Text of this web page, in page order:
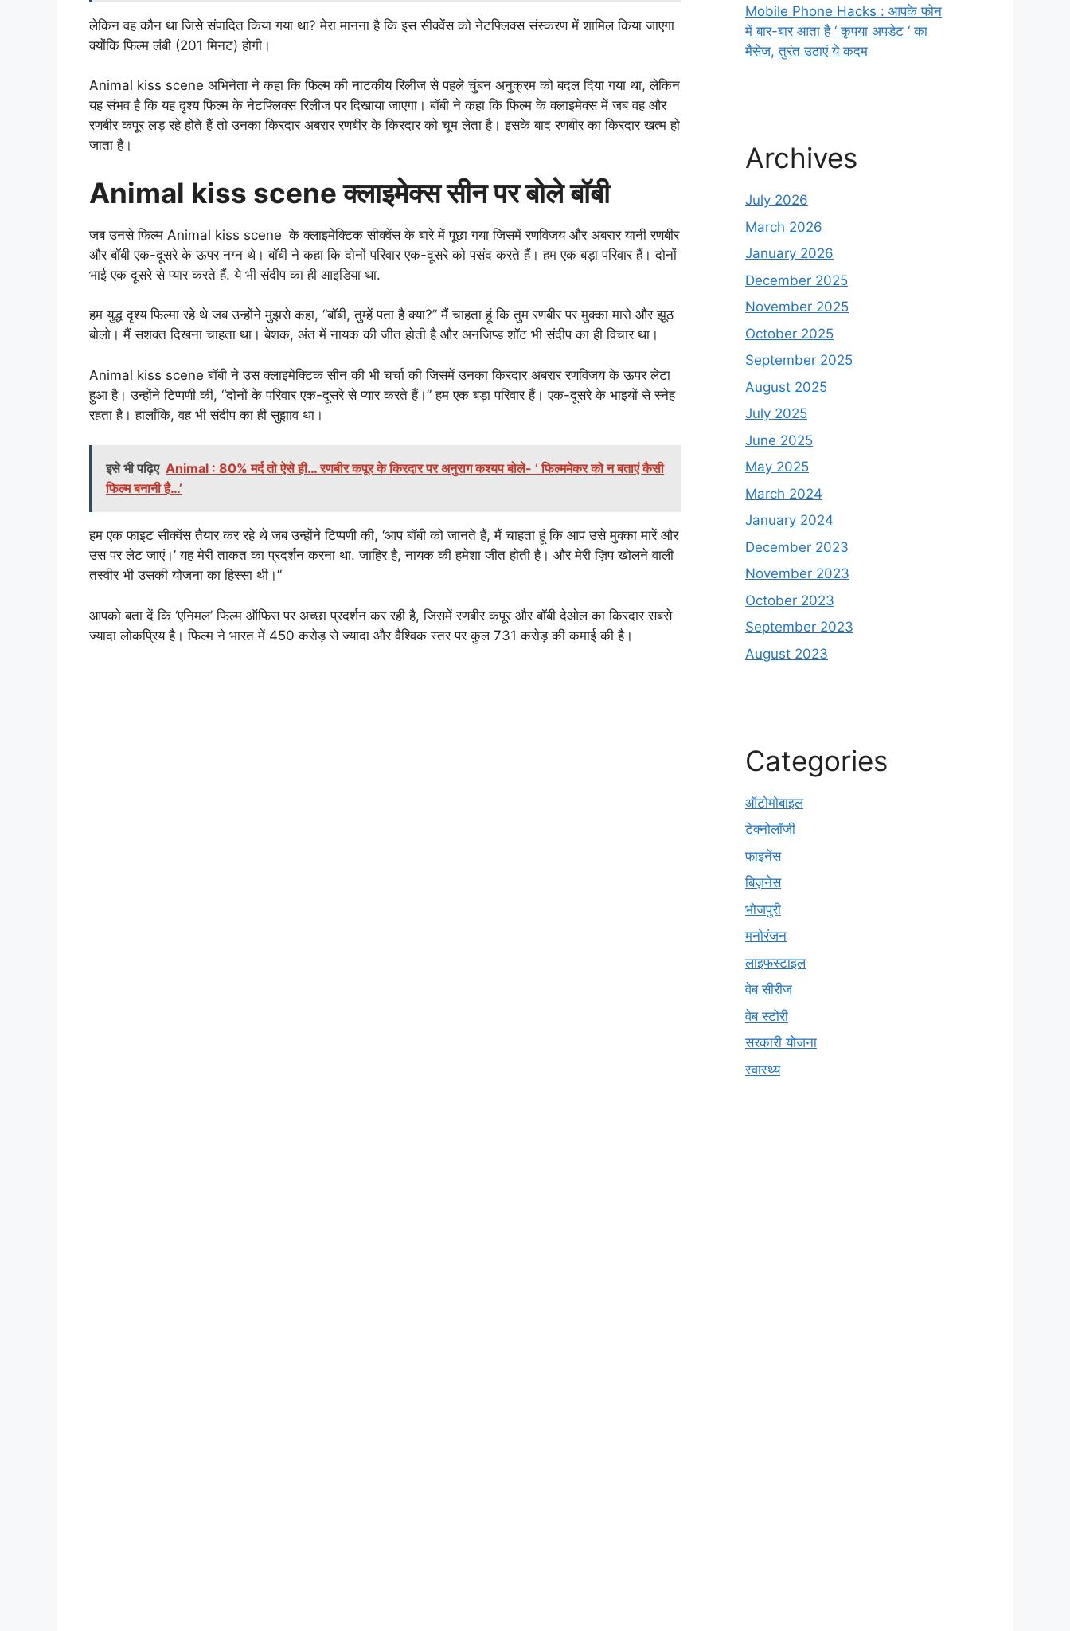
लेकिन वह कौन था जिसे संपादित किया गया था? मेरा मानना है कि इस सीक्वेंस को नेटफ्लिक्स संस्करण में शामिल किया जाएगा
क्योंकि फिल्म लंबी (201 मिनट) होगी।
Animal kiss scene अभिनेता ने कहा कि फिल्म की नाटकीय रिलीज से पहले चुंबन अनुक्रम को बदल दिया गया था, लेकिन
यह संभव है कि यह दृश्य फिल्म के नेटफ्लिक्स रिलीज पर दिखाया जाएगा। बॉबी ने कहा कि फिल्म के क्लाइमेक्स में जब वह और
रणबीर कपूर लड़ रहे होते हैं तो उनका किरदार अबरार रणबीर के किरदार को चूम लेता है। इसके बाद रणबीर का किरदार खत्म हो
जाता है।
Animal kiss scene क्लाइमेक्स सीन पर बोले बॉबी
जब उनसे फिल्म Animal kiss scene के क्लाइमेक्टिक सीक्वेंस के बारे में पूछा गया जिसमें रणविजय और अबरार यानी रणबीर
और बॉबी एक-दूसरे के ऊपर नग्न थे। बॉबी ने कहा कि दोनों परिवार एक-दूसरे को पसंद करते हैं। हम एक बड़ा परिवार हैं। दोनों
भाई एक दूसरे से प्यार करते हैं. ये भी संदीप का ही आइडिया था.
हम युद्ध दृश्य फिल्मा रहे थे जब उन्होंने मुझसे कहा, “बॉबी, तुम्हें पता है क्या?” मैं चाहता हूं कि तुम रणबीर पर मुक्का मारो और झूठ
बोलो। मैं सशक्त दिखना चाहता था। बेशक, अंत में नायक की जीत होती है और अनजिप्ड शॉट भी संदीप का ही विचार था।
Animal kiss scene बॉबी ने उस क्लाइमेक्टिक सीन की भी चर्चा की जिसमें उनका किरदार अबरार रणविजय के ऊपर लेटा
हुआ है। उन्होंने टिप्पणी की, “दोनों के परिवार एक-दूसरे से प्यार करते हैं।” हम एक बड़ा परिवार हैं। एक-दूसरे के भाइयों से स्नेह
रहता है। हालाँकि, वह भी संदीप का ही सुझाव था।
इसे भी पढ़िए Animal : 80% मर्द तो ऐसे ही… रणबीर कपूर के किरदार पर अनुराग कश्यप बोले- ‘ फिल्ममेकर को न बताएं कैसी
फिल्म बनानी है…’
हम एक फाइट सीक्वेंस तैयार कर रहे थे जब उन्होंने टिप्पणी की, ‘आप बॉबी को जानते हैं, मैं चाहता हूं कि आप उसे मुक्का मारें और
उस पर लेट जाएं।’ यह मेरी ताकत का प्रदर्शन करना था. जाहिर है, नायक की हमेशा जीत होती है। और मेरी ज़िप खोलने वाली
तस्वीर भी उसकी योजना का हिस्सा थी।”
आपको बता दें कि ‘एनिमल’ फिल्म ऑफिस पर अच्छा प्रदर्शन कर रही है, जिसमें रणबीर कपूर और बॉबी देओल का किरदार सबसे
ज्यादा लोकप्रिय है। फिल्म ने भारत में 450 करोड़ से ज्यादा और वैश्विक स्तर पर कुल 731 करोड़ की कमाई की है।
Mobile Phone Hacks : आपके फोन
में बार-बार आता है ‘ कृपया अपडेट ‘ का
मैसेज, तुरंत उठाएं ये कदम
Archives
July 2026
March 2026
January 2026
December 2025
November 2025
October 2025
September 2025
August 2025
July 2025
June 2025
May 2025
March 2024
January 2024
December 2023
November 2023
October 2023
September 2023
August 2023
Categories
ऑटोमोबाइल
टेक्नोलॉजी
फाइनेंस
बिज़नेस
भोजपुरी
मनोरंजन
लाइफस्टाइल
वेब सीरीज
वेब स्टोरी
सरकारी योजना
स्वास्थ्य